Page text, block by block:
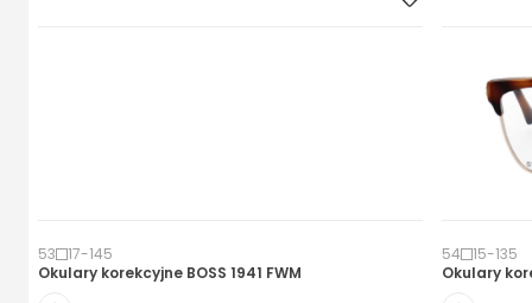
53 17-145
Okulary korekcyjne BOSS 1941 FWM
54 15-135
Okulary